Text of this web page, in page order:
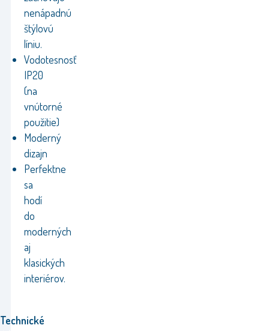
nenápadnú
štýlovú
líniu.
Vodotesnosť
IP20
(na
vnútorné
použitie)
Moderný
dizajn
Perfektne
sa
hodí
do
moderných
aj
klasických
interiérov.
Technické